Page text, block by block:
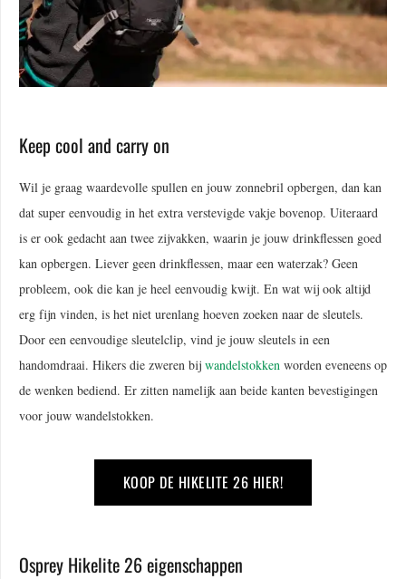
Keep cool and carry on
Wil je graag waardevolle spullen en jouw zonnebril opbergen, dan kan
dat super eenvoudig in het extra verstevigde vakje bovenop. Uiteraard
is er ook gedacht aan twee zijvakken, waarin je jouw drinkflessen goed
kan opbergen. Liever geen drinkflessen, maar een waterzak? Geen
probleem, ook die kan je heel eenvoudig kwijt. En wat wij ook altijd
erg fijn vinden, is het niet urenlang hoeven zoeken naar de sleutels.
Door een eenvoudige sleutelclip, vind je jouw sleutels in een
handomdraai. Hikers die zweren bij wandelstokken worden eveneens op
de wenken bediend. Er zitten namelijk aan beide kanten bevestigingen
voor jouw wandelstokken.
KOOP DE HIKELITE 26 HIER!
Osprey Hikelite 26 eigenschappen